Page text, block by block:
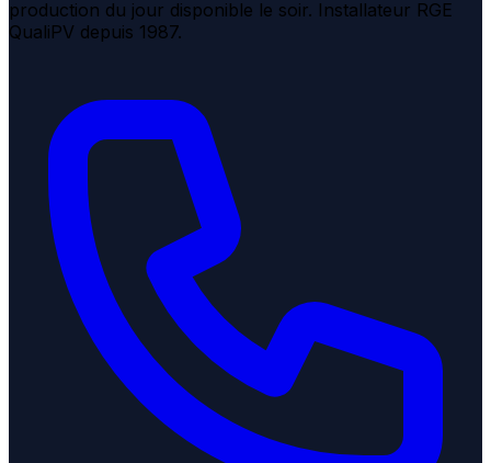
production du jour disponible le soir. Installateur RGE
QualiPV depuis 1987.